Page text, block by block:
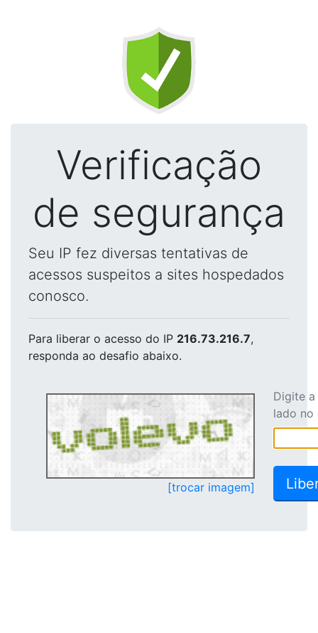
Verificação
de segurança
Seu IP fez diversas tentativas de
acessos suspeitos a sites hospedados
conosco.
Para liberar o acesso do IP 216.73.216.7,
responda ao desafio abaixo.
[trocar imagem]
Digite
lado no